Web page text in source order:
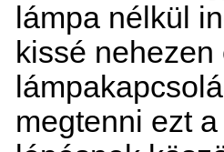
lámpa nélkül
kissé
megtenni ezt